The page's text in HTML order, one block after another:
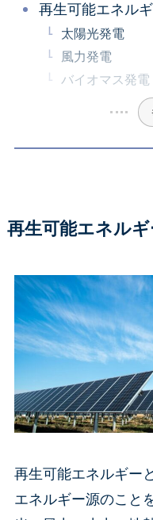
再生可能エネル
太陽光発電
風力発電
バイオマス発電
再生可能エネルギ
再生可能エネルギー
エネルギー源のこと